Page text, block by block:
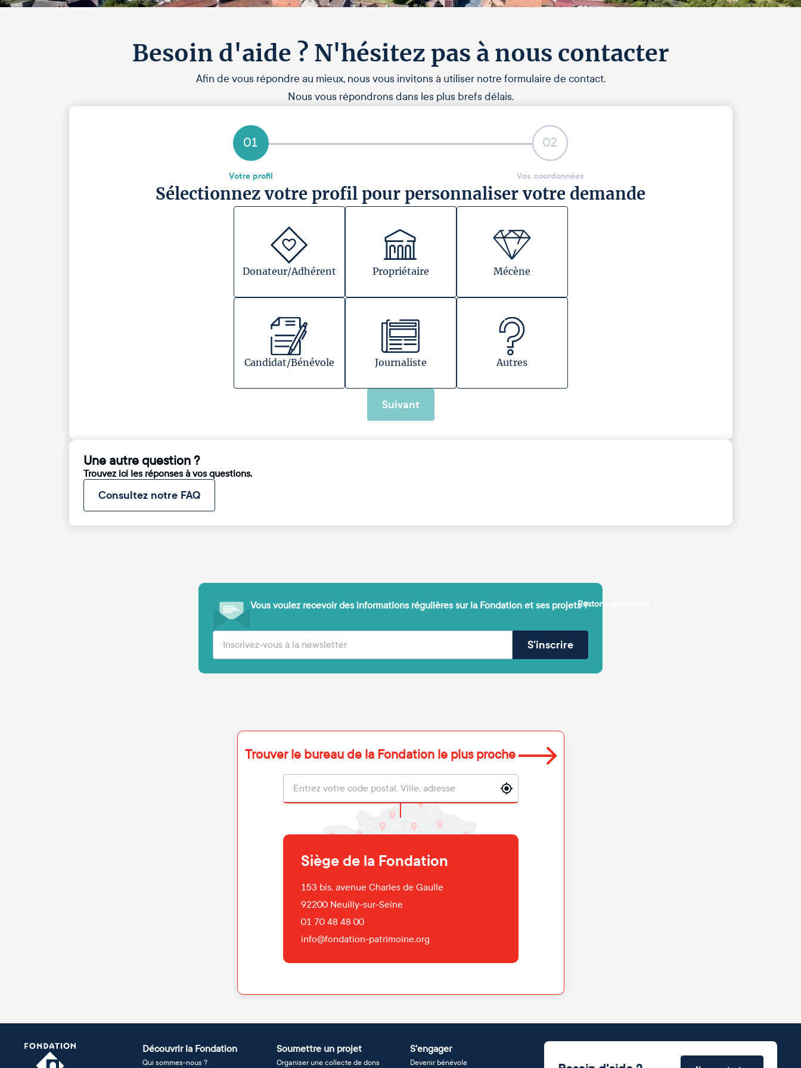
Besoin d'aide ? N'hésitez pas à nous contacter
Afin de vous répondre au mieux, nous vous invitons à utiliser notre formulaire de contact.
Nous vous répondrons dans les plus brefs délais.
01
Votre profil
02
Vos coordonnées
Sélectionnez votre profil pour personnaliser votre demande
Donateur/Adhérent Propriétaire Mécène
Candidat/Bénévole Journaliste Autres
Suivant
Une autre question ?
Trouvez ici les réponses à vos questions.
Consultez notre FAQ
Vous voulez recevoir des informations régulières sur la Fondation et ses projets ?
Votre adresse e-mail (obligatoire) S'inscrire
Restons connectés
Trouver le bureau de la Fondation le plus proche
Localisation
Siège de la Fondation
153 bis, avenue Charles de Gaulle
92200 Neuilly-sur-Seine
01 70 48 48 00
info@fondation-patrimoine.org
Découvrir la Fondation
Qui sommes-nous ?
Soumettre un projet
Organiser une collecte de dons
S'engager
Devenir bénévole